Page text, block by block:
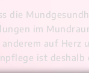
die
im
auf Herz
ist